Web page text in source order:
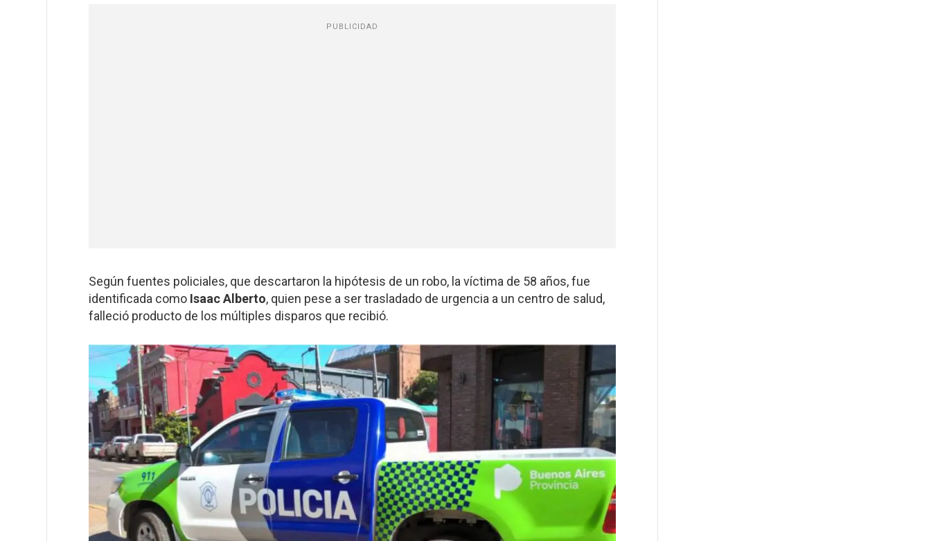
PUBLICIDAD
Según fuentes policiales, que descartaron la hipótesis de un robo, la víctima de 58 años, fue
identificada como Isaac Alberto, quien pese a ser trasladado de urgencia a un centro de salud,
falleció producto de los múltiples disparos que recibió.